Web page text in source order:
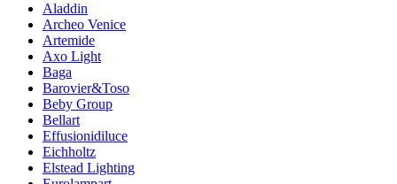
Aladdin
Archeo Venice
Artemide
Axo Light
Baga
Barovier&Toso
Beby Group
Bellart
Effusionidiluce
Eichholtz
Elstead Lighting